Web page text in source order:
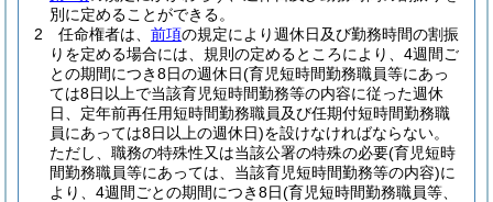
別に定めることができる。
2
任命権者は、 前項の規定により週休日及び勤務時間の割振
りを定める場合には、規則の定めるところにより、4週間ご
との期間につき8日の週休日(育児短時間勤務職員等にあっ
ては8日以上で当該育児短時間勤務等の内容に従った週休
日、定年前再任用短時間勤務職員及び任期付短時間勤務職
員にあっては8日以上の週休日)を設けなければならない。
ただし、職務の特殊性又は当該公署の特殊の必要(育児短時
間勤務職員等にあっては、当該育児短時間勤務等の内容)に
より、4週間ごとの期間につき8日(育児短時間勤務職員等、